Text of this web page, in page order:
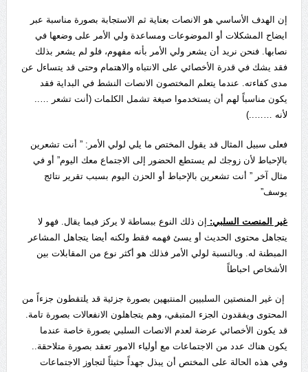
إن الهدف الأساسي هو الانصات بعناية ثم الاستجابة بصورة مناسبة عبر
ايضاح المشكلات أو الموضوعات ومساعدة ولي الأمر على وضعها في
نصابها. فنحن نريد أن يشعر ولي الأمر بأنه مفهوم، فلو لم يشعر بذلك
فقد يشك في قدرة الأخصائي على الانتباه والاهتمام وحتى قد يتساءل عن
مدى كفاءته. عندما يتعلم المختصون الانصات النشط في البداية فقد
يكون مناسباً لهم أن يستخدموا صيغة تشمل الكلمات (أنت تشعر …..
لأنه ……..)
فعلى سبيل المثال قد يقول المختص ما يلي لولي الأمر: ” أنت تشعرين
بالإحباط لأن زوجك لم يستطع الحضور إلى الاجتماع معك اليوم” أو في
مثال آخر ” أنت تشعرين بالإحباط أو الحزن اليوم بسبب تقرير نتائج
يوسف”
غير المنصت السلبي: إن ذلك النوع ببساطة لا يركز فيما يقال. فهو لا
يتجاهل محتوى الحديث أو يسئ فهمه فقط ولكنه أيضا يتجاهل المشاعر
المبطنة له. وبالنسبة لولي الأمر فذلك هو أكثر نوع من المقابلات بين
الأشخاص احباطاً
إن غير المنصتين السلبيين المنتبهين بصورة جزئية قد يلتقطون جزءاً من
المحتوى ويفقدون الجزء المتبقي، وهم يتجاهلون الانفعالات بصورة تامة.
قد يكون الأخصائي عرضة لعدم الانصات السلبي بصورة خاصة عندما
يكون هناك عدد من الاجتماعات مع أولياء الامور تعقد بصورة متلاحقة..
وفي هذه الحالة على المختص أن يبذل جهداً حثيثاً لتجاوز الاجتماعات